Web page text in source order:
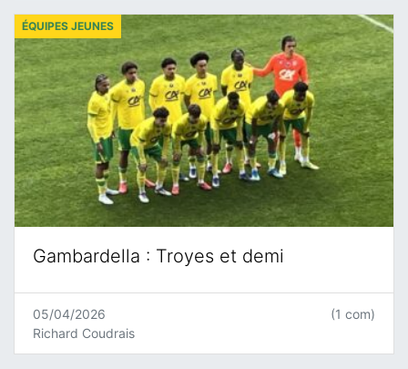
Gambardella : Troyes et demi
ÉQUIPES JEUNES
05/04/2026
Richard Coudrais
(1 com)